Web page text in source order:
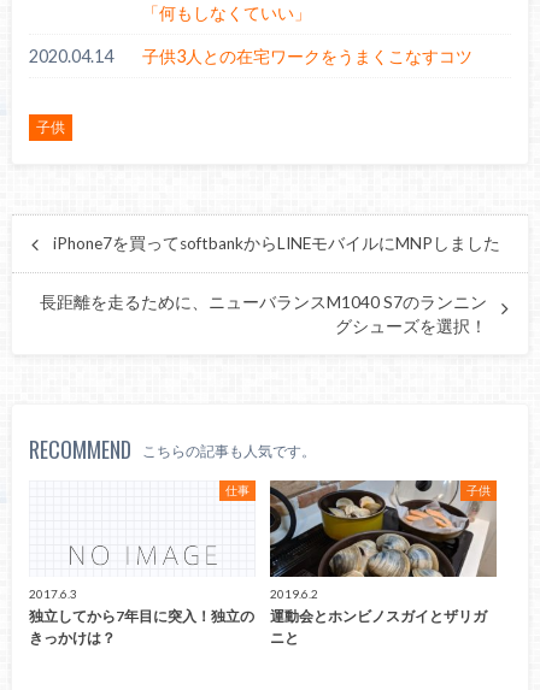
「何もしなくていい」
2020.04.14 子供3人との在宅ワークをうまくこなすコツ
子供
iPhone7を買ってsoftbankからLINEモバイルにMNPしました
長距離を走るために、ニューバランスM1040 S7のランニン
グシューズを選択！
RECOMMEND こちらの記事も人気です。
仕事
2017.6.3
独立してから7年目に突入！独立の
きっかけは？
子供
2019.6.2
運動会とホンビノスガイとザリガ
ニと